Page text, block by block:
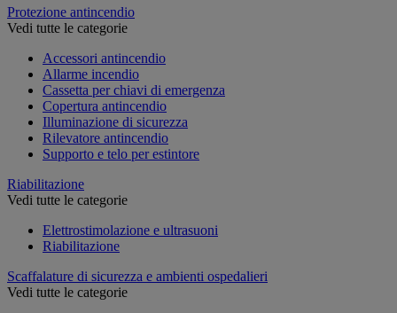
Protezione antincendio
Vedi tutte le categorie
Accessori antincendio
Allarme incendio
Cassetta per chiavi di emergenza
Copertura antincendio
Illuminazione di sicurezza
Rilevatore antincendio
Supporto e telo per estintore
Riabilitazione
Vedi tutte le categorie
Elettrostimolazione e ultrasuoni
Riabilitazione
Scaffalature di sicurezza e ambienti ospedalieri
Vedi tutte le categorie